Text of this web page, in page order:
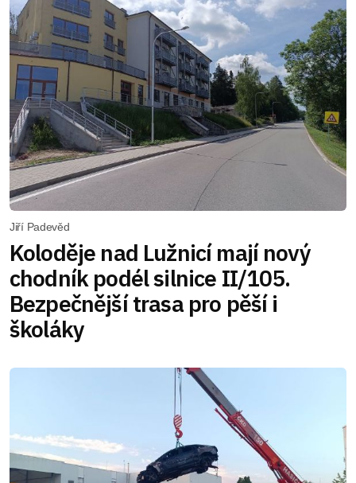
Jiří Padevěd
Koloděje nad Lužnicí mají nový
chodník podél silnice II/105.
Bezpečnější trasa pro pěší i
školáky